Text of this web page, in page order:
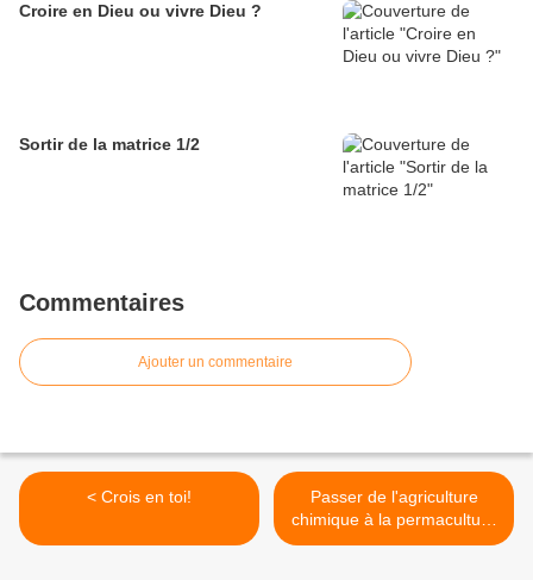
Croire en Dieu ou vivre Dieu ?
Sortir de la matrice 1/2
Commentaires
Ajouter un commentaire
< Crois en toi!
Passer de l'agriculture
chimique à la permaculture
>